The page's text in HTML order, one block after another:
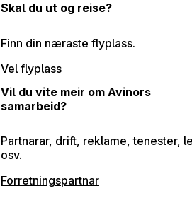
Skal du ut og reise?
Finn din næraste flyplass.
Vel flyplass
Vil du vite meir om Avinors
samarbeid?
Partnarar, drift, reklame, tenester,
osv.
Forretningspartnar